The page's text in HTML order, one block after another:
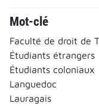
Mot-clé
Faculté de droit de
Étudiants étrangers
Étudiants coloniaux
Languedoc
Lauragais